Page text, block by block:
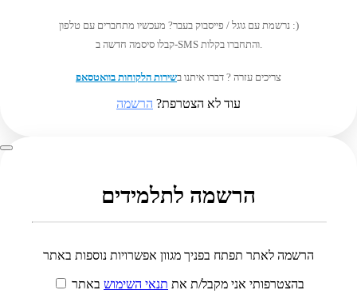
נרשמת עם גוגל / פייסבוק בעבר? מעכשיו מתחברים עם טלפון :)
קבלו סיסמה חדשה ב-SMS והתחברו בקלות.
צריכים עזרה ? דברו איתנו בשירות הלקוחות בוואטסאפ
עוד לא הצטרפת? הרשמה
הרשמה לתלמידים
הרשמה לאתר תפתח בפניך מגוון אפשרויות נוספות באתר
בהצטרפותי אני מקבל/ת את תנאי השימוש באתר